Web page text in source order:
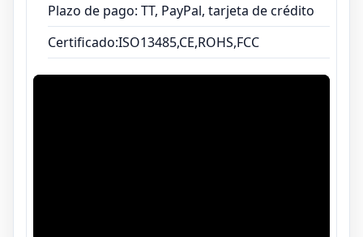
Plazo de pago: TT, PayPal, tarjeta de crédito
Certificado:ISO13485,CE,ROHS,FCC